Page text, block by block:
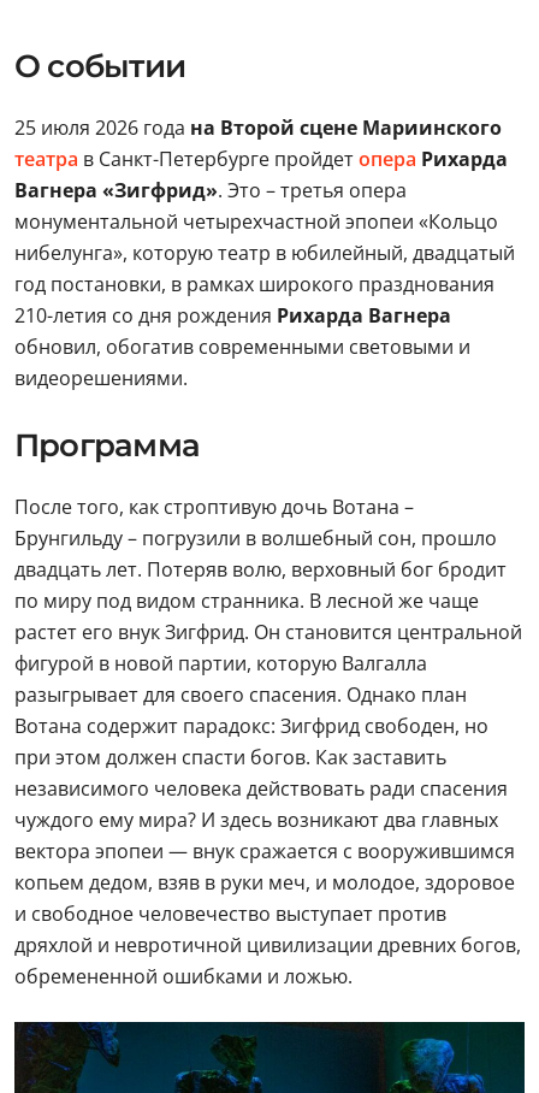
О событии
25 июля 2026 года на Второй сцене Мариинского
театра в Санкт-Петербурге пройдетопера Рихарда
Вагнера «Зигфрид». Это – третья опера
монументальной четырехчастной эпопеи «Кольцо
нибелунга», которую театр в юбилейный, двадцатый
год постановки, в рамках широкого празднования
210-летия со дня рождения Рихарда Вагнера
обновил, обогатив современными световыми и
видеорешениями.
Программа
После того, как строптивую дочь Вотана –
Брунгильду – погрузили в волшебный сон, прошло
двадцать лет. Потеряв волю, верховный бог бродит
по миру под видом странника. В лесной же чаще
растет его внук Зигфрид. Он становится центральной
фигурой в новой партии, которую Валгалла
разыгрывает для своего спасения. Однако план
Вотана содержит парадокс: Зигфрид свободен, но
при этом должен спасти богов. Как заставить
независимого человека действовать ради спасения
чуждого ему мира? И здесь возникают два главных
вектора эпопеи — внук сражается с вооружившимся
копьем дедом, взяв в руки меч, и молодое, здоровое
и свободное человечество выступает против
дряхлой и невротичной цивилизации древних богов,
обремененной ошибками и ложью.